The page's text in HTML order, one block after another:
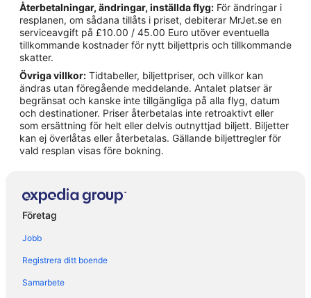
Hotell i Centrala Positano
Hotell i Centrala Sorrento
5-Stjärniga hotell i Amalfikusten
4-Stjärniga hotell i Amalfikusten
4-Stjärniga hotell i Positano
Hotell i Amalfi
Hotell i Atrani
Hotell i Conca dei Marini
Hotell i Pimonte
Hotell i Positano
Hotell i Praiano
Hotell i Sant'Agata sui Due Golfi
Hotell i Sorrento
Återbetalningar, ändringar, inställda flyg: För ändringar i
resplanen, om sådana tillåts i priset, debiterar MrJet.se en
serviceavgift på £10.00 / 45.00 Euro utöver eventuella
tillkommande kostnader för nytt biljettpris och tillkommande
skatter.
Övriga villkor: Tidtabeller, biljettpriser, och villkor kan
ändras utan föregående meddelande. Antalet platser är
begränsat och kanske inte tillgängliga på alla flyg, datum
och destinationer. Priser återbetalas inte retroaktivt eller
som ersättning för helt eller delvis outnyttjad biljett. Biljetter
kan ej överlåtas eller återbetalas. Gällande biljettregler för
vald resplan visas före bokning.
Företag
Jobb
Registrera ditt boende
Samarbete